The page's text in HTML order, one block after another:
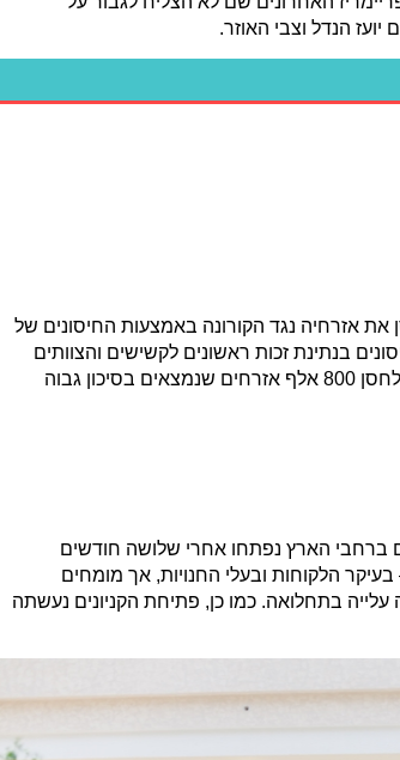
הנדל וצבי האוזר.
אזרחיה נגד הקורונה באמצעות החיסונים של
בנתינת זכות ראשונים לקשישים והצוותים
הרפואיים. מטרת בריטניה בשלב הראשוני היא לחסן 800 אלף אזרחים שנמצאים בסיכון גבוה
ברחבי הארץ נפתחו אחרי שלושה חודשים
הלקוחות ובעלי החנויות, אך מומחים
בתחלואה. כמו כן, פתיחת הקניונים נעשתה